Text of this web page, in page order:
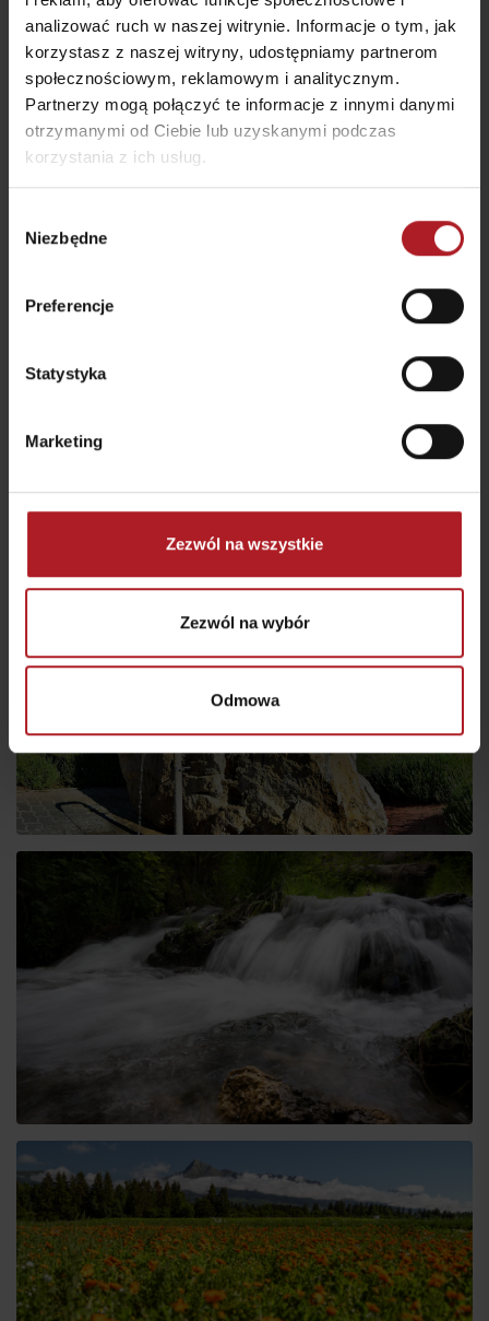
analizować ruch w naszej witrynie. Informacje o tym, jak
korzystasz z naszej witryny, udostępniamy partnerom
społecznościowym, reklamowym i analitycznym.
Partnerzy mogą połączyć te informacje z innymi danymi
otrzymanymi od Ciebie lub uzyskanymi podczas
korzystania z ich usług.
zgody
Niezbędne
Preferencje
Statystyka
Marketing
Zezwól na wszystkie
Zezwól na wybór
Odmowa